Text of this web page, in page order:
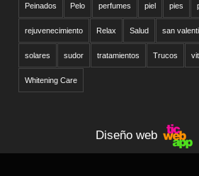
Peinados Pelo perfumes piel pies
rejuvenecimiento Relax Salud san
solares sudor tratamientos Trucos
Whitening Care
Diseño web